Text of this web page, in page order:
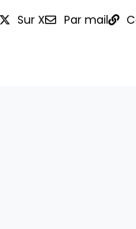
Sur X Par mail